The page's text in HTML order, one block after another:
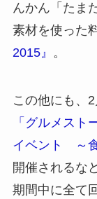
んかん「たま
素材を使った
2015』 。
この他にも、
「グルメス
イベント ～
開催されるな
期間中に全て